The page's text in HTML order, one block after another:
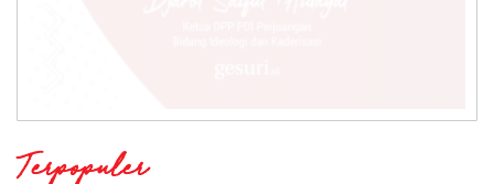
Terpopuler